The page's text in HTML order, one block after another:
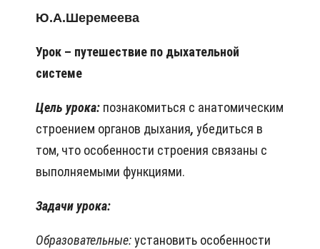
Ю.А.Шеремеева
Урок – путешествие по дыхательной
системе
Цель урока: познакомиться с анатомическим
строением органов дыхания, убедиться в
том, что особенности строения связаны с
выполняемыми функциями.
Задачи урока:
Образовательные:установить особенности